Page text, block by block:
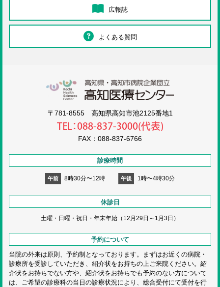
広報誌
よくある質問
〒781-8555 高知県高知市池2125番地1
TEL：088-837-3000(代表)
FAX：088-837-6766
診療時間
午前 8時30分〜12時 午後 1時〜4時30分
休診日
土曜・日曜・祝日・ 年末年始（12月29日～1月3日）
予約について
当院の外来は原則、予約制となっております。まずはお近くの病院・
診療所を受診していただき、紹介状をお持ちの上ご来院ください。紹
介状をお持ちでない方や、紹介状をお持ちでも予約のない方について
は、ご希望の診療科の当日の診療状況により、総合受付にて受付を行